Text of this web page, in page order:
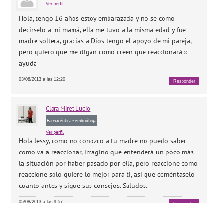
Ver perfil
Hola, tengo 16 años estoy embarazada y no se como
decirselo a mi mamá, ella me tuvo a la misma edad y fue
madre soltera, gracias a Dios tengo el apoyo de mi pareja,
pero quiero que me digan como creen que reaccionará :c
ayuda
03/08/2013 a las 12:20 Responder
Clara Miret Lucio
Farmacéutica y embrióloga
Ver perfil
Hola Jessy, como no conozco a tu madre no puedo saber
como va a reaccionar, imagino que entenderá un poco más
la situación por haber pasado por ella, pero reaccione como
reaccione solo quiere lo mejor para ti, así que coméntaselo
cuanto antes y sigue sus consejos. Saludos.
05/08/2013 a las 9:57